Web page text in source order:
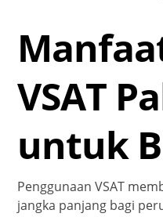
VSAT
untuk
Penggunaan VSAT
jangka panjang bagi